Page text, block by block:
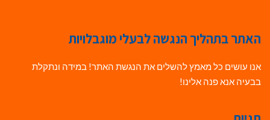
האתר בתהליך הנגשה לבעלי מוגבלויות
אנו עושים כל מאמץ להשלים את הנגשת האתר! במידה ונתקלת
בבעיה אנא פנה אלינו!